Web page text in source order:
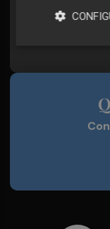
Plaza